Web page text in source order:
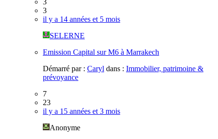
3
il y a 14 années et 5 mois
SELERNE
Emission Capital sur M6 à Marrakech
Démarré par : Caryl dans : Immobilier, patrimoine &
prévoyance
7
23
il y a 15 années et 3 mois
Anonyme